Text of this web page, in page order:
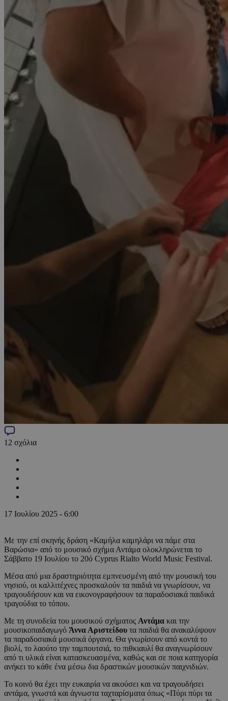
12 σχόλια
17 Ιουλίου 2025 - 6:00
Με την επί σκηνής δράση «Καμήλα καμηλάρι να πάμε στα
Βαρώσια» από το μουσικό σχήμα Αντάμα ολοκληρώνεται το
Σάββατο 19 Ιουλίου το 20ό Cyprus Rialto World Music Festival.
Μέσα από μια δραστηριότητα εμπνευσμένη από την μουσική του
νησιού, οι καλλιτέχνες προσκαλούν τα παιδιά να γνωρίσουν, να
τραγουδήσουν και να εικονογραφήσουν τα παραδοσιακά παιδικά
τραγούδια το τόπου.
Με τη συνοδεία του μουσικού σχήματος Αντάμα και την
μουσικοπαιδαγωγό Άννα Αριστείδου τα παιδιά θα ανακαλύψουν
τα παραδοσιακά μουσικά όργανα. Θα γνωρίσουν από κοντά το
βιολί, το λαούτο την ταμπουτσιά, το πιθκιαυλί θα αναγνωρίσουν
από τι υλικά είναι κατασκευασμένα, καθώς και σε ποια κατηγορία
ανήκει το κάθε ένα μέσω δια δραστικών μουσικών παιχνιδιών.
Το κοινό θα έχει την ευκαιρία να ακούσει και να τραγουδήσει
αντάμα, γνωστά και άγνωστα ταχταρίσματα όπως «Πύρι πύρι τα